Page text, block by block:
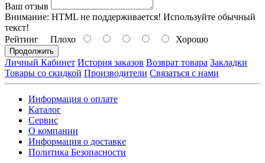
Ваш отзыв
Внимание: HTML не поддерживается! Используйте обычный
текст!
Рейтинг Плохо Хорошо
Продолжить
Личный Кабинет История заказов Возврат товара Закладки
Товары со скидкой Производители Связаться с нами
Информация о оплате
Каталог
Сервис
О компании
Информация о доставке
Политика Безопасности